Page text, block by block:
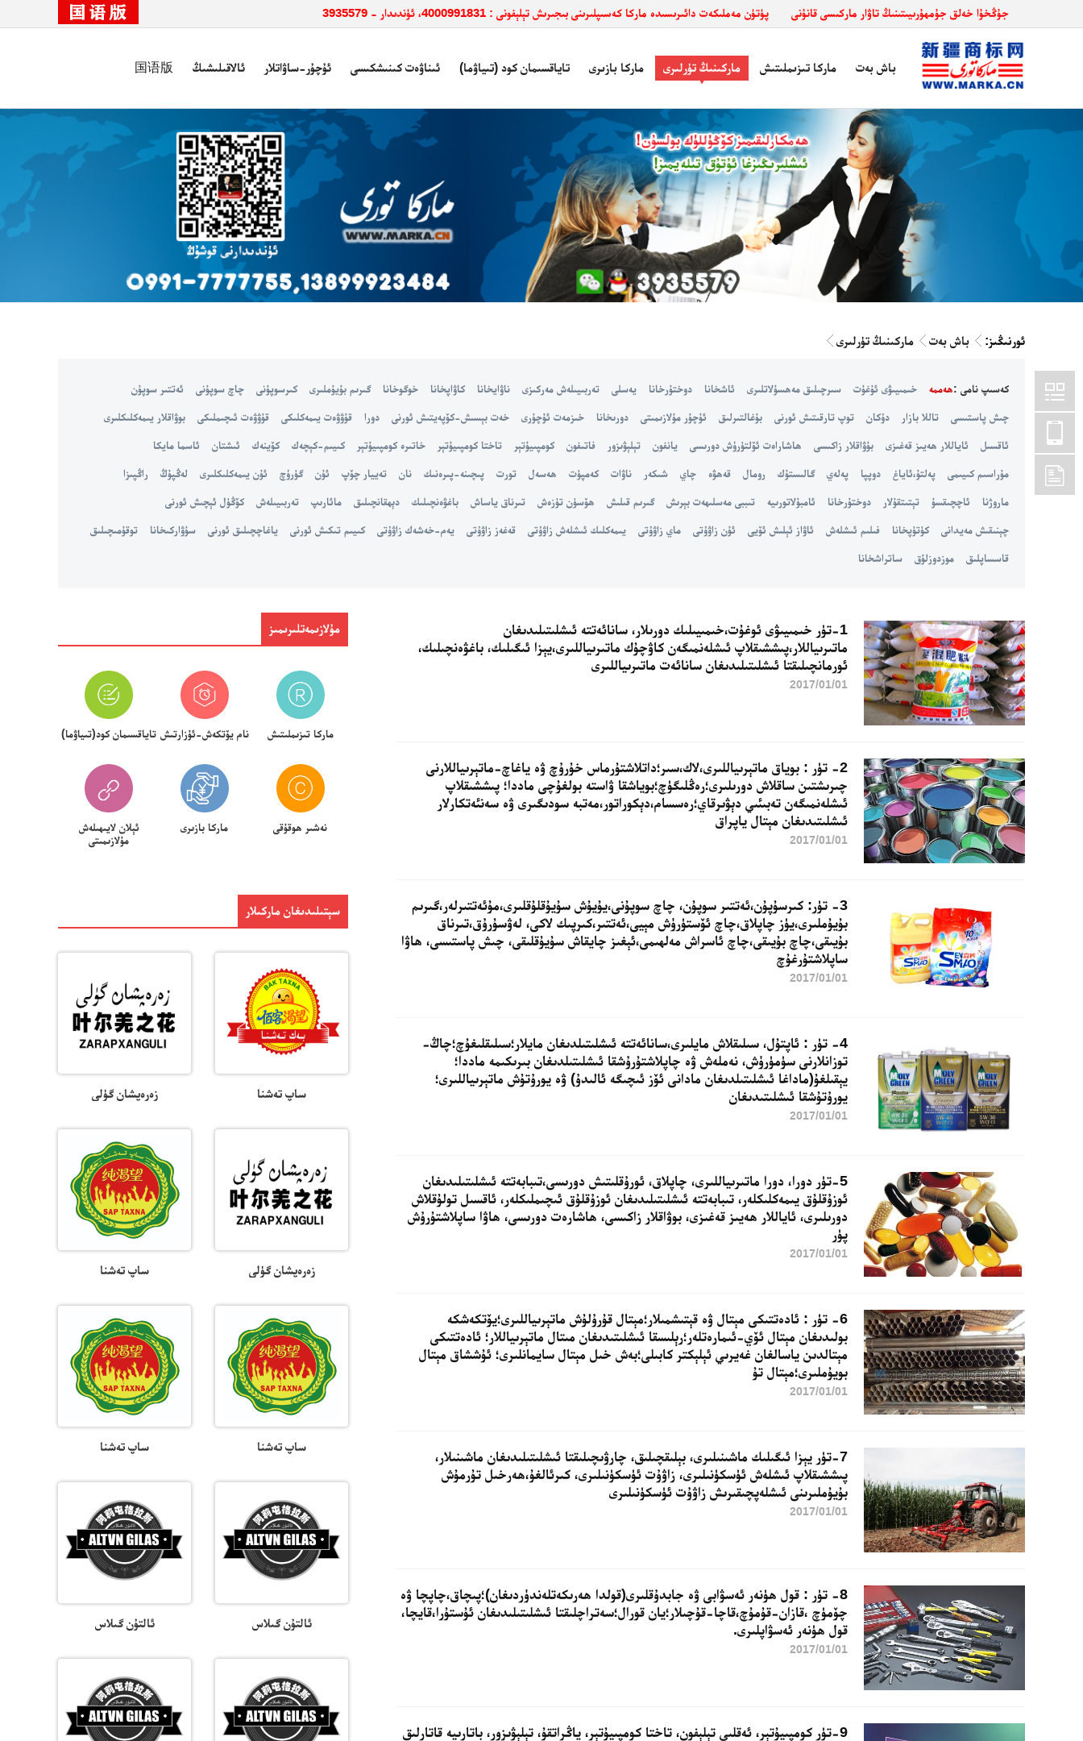
جۇڭخۇا خەلق جۇمھۇرىيىتىنىڭ تاۋار ماركىسى قانۇنى پۈتۈن مەملىكەت دائىرىسىدە ماركا كەسىپلىرىنى بىجىرىش تېلېفونى : 4000991831، ئۈندىدار - 3935579
باش بەت ماركا تىزىملىتىش ماركىنىڭ تۈرلىرى ماركا بازىرى تاياقسىمان كود (تىياۋما) ئىناۋەت كىنىشكىسى ئۇچۇر-ساۋاتلار ئالاقىلىشىڭ 国语版
ئورنىڭىز: باش بەت ماركىنىڭ تۈرلىرى
كەسىپ نامى :ھەممە خىمىيىۋى ئۇغۇت سىرچىلىق مەھسۇلاتلىرى ئاشخانا دوختۇرخانا يەسلى تەربىيىلەش مەركىزى ناۋايخانا كاۋاپخانا خوگوخانا گىرىم بۇيۇملىرى كىرسوپۇنى چاچ سوپۇنى ئەتتىر سوپۇن
چىش پاستىسى تاللا بازار دۇكان توپ تارقىتىش ئورنى بۇغالتىرلىق ئۇچۇر مۇلازىمىتى دورىخانا خىزمەت ئۇچۇرى خەت بېسىش-كۆپەيتىش ئورنى دورا قۇۋۋەت يىمەكلىكى قۇۋۋەت ئىچىملىكى بوۋاقلار يىمەكلىكلىرى
ئاقسىل ئاياللار ھەيىز قەغىزى بۇۋاقلار زاكىسى ھاشاراەت ئۆلتۈرۈش دورىسى يانفون تېلېۋىزور فاتىفون كومپىيۇتېر تاختا كومپىيۇتېر خاتىرە كومپىيۇتېر كىيىم-كېچەك كۆينەك ئىشتان ئاسما مايكا
مۇراسىم كىيىمى پەلتۇ،ئاياغ دوپپا پەلەي گالىستۇك رومال قەھۋە چاي شىكەر ناۋات كەمپۈت ھەسەل تورت پىچىنە-پىرەنىك نان تەييار چۆپ ئۇن گۈرۈچ ئۇن يىمەكلىكلىرى لەڭپۇڭ راڭپىزا
ماروژنا ئاچچىقسۇ تېتىتقۇلار دوختۇرخانا ئامبۇلاتورىيە تىببى مەسلىھەت بېرىش گىرىم قىلىش ھۆسۈن تۈزەش تىرناق ياساش باغۋەنچىلىك دېھقانچىلىق مائارىپ تەربىيىلەش كۆڭۈل ئېچىش ئورنى
چېنىقىش مەيدانى كۈتۈپخانا فىلىم ئىشلەش ئاۋاز ئېلىش ئۆيى ئۇن زاۋۇتى ماي زاۋۇتى يىمەكلىك ئىشلەش زاۋۇتى قەغەز زاۋۇتى يەم-خەشەك زاۋۇتى كىيىم تىكىش ئورنى ياغاچچىلىق ئورنى سۇۋاركىخانا توقۇمىچىلىق
قاسساپلىق موزدوزلۇق ساتراشخانا
1-تۈر خىمىيىۋى ئوغۇت،خىمىيىلىك دورىلار، سانائەتتە ئىشلىتىلىدىغان
ماتىرىياللار،پىششىقلاپ ئىشلەنمىگەن كاۋچۇك ماتىرىياللىرى،يېزا ئىگىلىك، باغۋەنچىلىك،
ئورمانچىلىقتا ئىشلىتىلىدىغان سانائەت ماتىرىياللىرى
2017/01/01
2- تۈر : بوياق ماتېرىياللىرى،لاك،سىر؛داتلاشتۇرماس خۇرۇچ ۋە ياغاچ-ماتېرىياللارنى
چىرىشتىن ساقلاش دورىلىرى؛رەڭلىگۈچ؛بوياشقا ۋاستە بولغۇچى ماددا؛ پىششىقلاپ
ئىشلەنمىگەن تەبىئىي دېۋىرقاي؛رەسسام،دېكوراتور،مەتبە سودىگىرى ۋە سەنئەتكارلار
ئىشلىتىدىغان مېتال ياپراق
2017/01/01
3- تۈر: كىرسۇپۇن،ئەتتىر سوپۇن، چاچ سوپۇنى،يۇيۇش سۇيۇقلۇقلىرى،مۇئەتتىرلەر،گىرىم
بۇيۇملىرى،يۈز چاپلاق،چاچ ئۆستۈرۈش مېيى،ئەتتىر،كىرپىك لاكى، لەۋسۇرۇق،تىرناق
بۇيىقى،چاچ بۇيىقى،چاچ ئاسراش مەلھىمى،ئېغىز چايقاش سۇيۇقلىقى، چىش پاستىسى، ھاۋا
ساپلاشتۇرغۇچ
2017/01/01
4- تۈر : ئاپتۇل، سىلىقلاش مايلىرى،سانائەتتە ئىشلىتىلدىغان مايلار؛سىلىقلىغۇچ؛چاڭ-
توزانلارنى سۈمۈرۈش، نەملەش ۋە چاپلاشتۇرۇشقا ئىشلىتىلدىغان بىرىكىمە ماددا؛
يېقىلغۇ(ماداغا ئىشلىتىلدىغان مادانى ئۆز ئىچىگە ئالىدۇ) ۋە يورۇتۇش ماتېرىياللىرى؛
يورۇتۇشقا ئىشلىتىدىغان
2017/01/01
5-تۈر دورا، دورا ماتىرىياللىرى، چاپلاق، ئورۇقلىتىش دورىسى،تىبابەتتە ئىشلىتىلىدىغان
ئوزۇقلۇق يىمەكلىكلەر، تىبابەتتە ئىشلىتىلىدىغان ئوزۇقلۇق ئىچىملىكلەر، ئاقسىل تولۇقلاش
دورىلىرى، ئاياللار ھەيىز قەغىزى، بوۋاقلار زاكىسى، ھاشارەت دورىسى، ھاۋا ساپلاشتۇرۇش
پۈر
2017/01/01
6- تۈر : ئادەتتىكى مېتال ۋە قېتىشمىلار؛مېتال قۇرۇلۇش ماتېرىياللىرى؛يۆتكەشكە
بولىدىغان مېتال ئۆي-ئىمارەتلەر؛رېلىسقا ئىشلىتىدىغان مىتال ماتېرىياللار؛ ئادەتتىكى
مېتالدىن ياسالغان غەيرىي ئېلېكتر كابىلى؛بەش خىل مېتال سايمانلىرى؛ ئۇششاق مېتال
بويۇملىرى؛مېتال تۇ
2017/01/01
7-تۈر يېزا ئىگىلىك ماشىنىلىرى، بېلىقچىلىق، چارۋىچىلىقتا ئىشلىتىلىدىغان ماشىنىلار،
پىششىقلاپ ئىشلەش ئۈسكۈنىلىرى، زاۋۇت ئۈسكۈنىلىرى، كىرئالغۇ،ھەرخىل تۇرمۇش
بۇيۇملىرىنى ئىشلەپچىقىرىش زاۋۇت ئۈسكۈنىلىرى
2017/01/01
8- تۈر : قول ھۈنەر ئەسۋابى ۋە جابدۇقلىرى(قولدا ھەرىكەتلەندۈردىغان)؛پىچاق،چاپچا ۋە
چۆمۈچ ،قازان-قۇمۇچ،قاچا-قۇچىلار؛يان قورال؛سەتراچلىقتا ئىشلىتىلىدىغان ئۇستۇرا،قايچا،
قول ھۈنەر ئەسۋاپلىرى.
2017/01/01
9-تۈر كومپىيۇتېر، ئەقلىي تېلېفون، تاختا كومپىيۇتېر، ياڭراتقۇ، تېلېۋىزور، باتارىيە قاتارلىق
مۇلازىمەتلىرىمىز
ماركا تىزىملىتىش نام يۆتكەش-ئۇزارتىش تاياقسىمان كود(تىياۋما)
نەشىر ھوقۇقى ماركا بازىرى
ئېلان لايىھىلەش
مۇلازىمىتى
سېتىلىدىغان ماركىلار
ساپ تەشنا زەرەپشان گۈلى
زەرەپشان گۈلى ساپ تەشنا
ساپ تەشنا ساپ تەشنا
ئالتۇن گىلاس ئالتۇن گىلاس